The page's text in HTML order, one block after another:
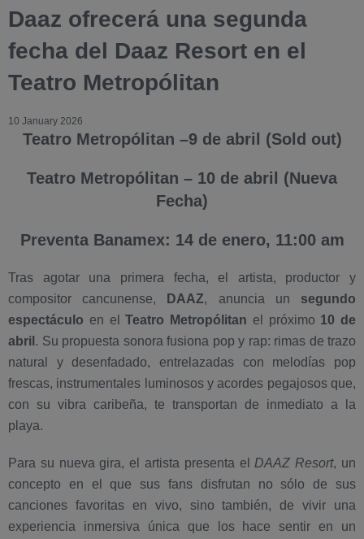
Daaz ofrecerá una segunda
fecha del Daaz Resort en el
Teatro Metropólitan
10 January 2026
Teatro Metropólitan –9 de abril (Sold out)
Teatro Metropólitan – 10 de abril (Nueva
Fecha)
Preventa Banamex: 14 de enero, 11:00 am
Tras agotar una primera fecha, el artista, productor y
compositor cancunense,
DAAZ, anuncia un segundo
espectáculo en elTeatro Metropólitan el próximo 10 de
abril . Su propuesta sonora fusiona pop y rap: rimas de trazo
natural y desenfadado, entrelazadas con melodías pop
frescas, instrumentales luminosos y acordes pegajosos que,
con su vibra caribeña, te transportan de inmediato a la
playa.
Para su nueva gira, el artista presenta el DAAZ Resort, un
concepto en el que sus fans disfrutan no sólo de sus
canciones favoritas en vivo, sino también, de vivir una
experiencia inmersiva única que los hace sentir en un